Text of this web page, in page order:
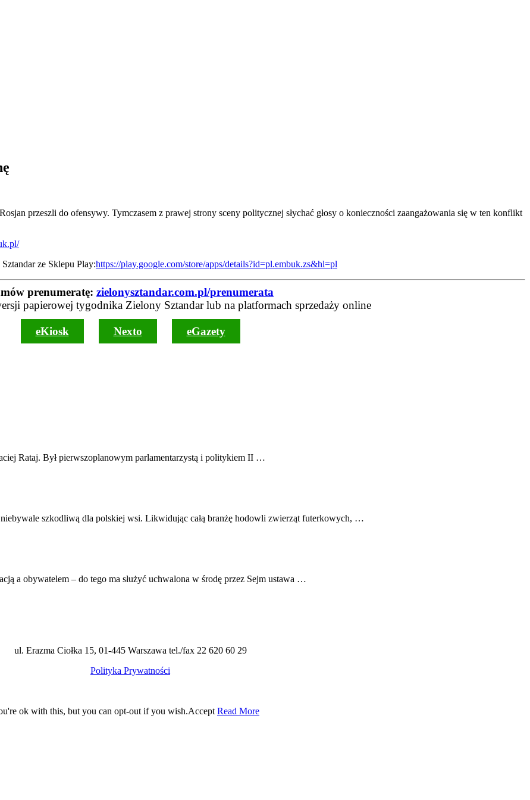
przeszli do ofensywy. Tymczasem z prawej strony sceny politycznej słychać głosy o konieczności zaangażowania się w ten konflikt
ze Sklepu Play:https://play.google.com/store/apps/details?id=pl.embuk.zs&hl=pl
prenumeratę: zielonysztandar.com.pl/prenumerata
papierowej tygodnika Zielony Sztandar lub na platformach sprzedaży online
eKiosk Nexto eGazety
Rataj. Był pierwszoplanowym parlamentarzystą i politykiem II …
szkodliwą dla polskiej wsi. Likwidując całą branżę hodowli zwierząt futerkowych, …
a obywatelem – do tego ma służyć uchwalona w środę przez Sejm ustawa …
ul. Erazma Ciołka 15, 01-445 Warszawa tel./fax 22 620 60 29
Polityka Prywatności
ok with this, but you can opt-out if you wish.Accept Read More